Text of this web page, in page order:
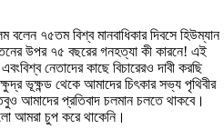
৭৫তম বিশ্ব মানবাধিকার দিবসে হিউম্যান
উপর ৭৫ বছরের গনহত্যা কী কারনে! এই
নেতাদের কাছে বিচারেরও দাবী করছি
ভূক্ষন্ড থেকে আমাদের চিৎকার সভ্য পৃথিবীর
আমাদের প্রতিবাদ চলমান চলতে থাকবে।
আমরা চুপ করে থাকেনি।